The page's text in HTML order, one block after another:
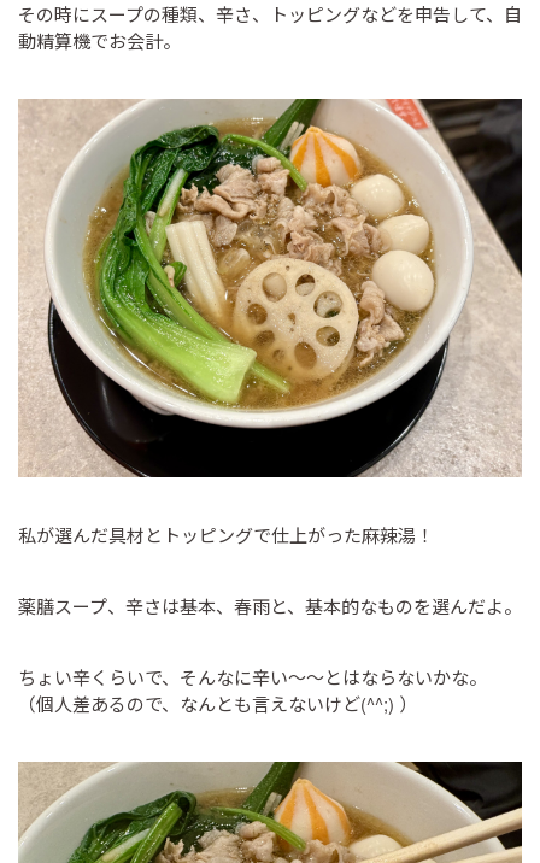
その時にスープの種類、辛さ、トッピングなどを申告して、自
動精算機でお会計。
私が選んだ具材とトッピングで仕上がった麻辣湯！
薬膳スープ、辛さは基本、春雨と、基本的なものを選んだよ。
ちょい辛くらいで、そんなに辛い～～とはならないかな。
（個人差あるので、なんとも言えないけど(^^;) ）